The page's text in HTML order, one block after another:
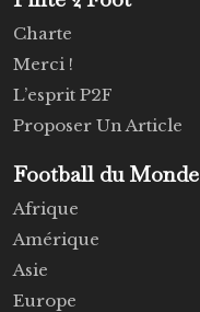
Charte
Merci !
L’esprit P2F
Proposer Un Article
Football du Monde
Afrique
Amérique
Asie
Europe